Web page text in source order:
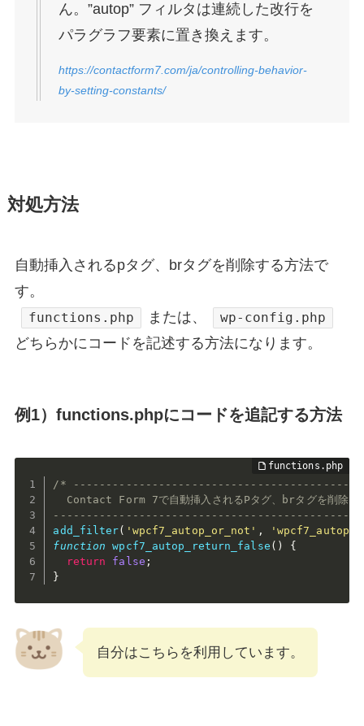
ん。”autop” フィルタは連続した改行を
パラグラフ要素に置き換えます。
https://contactform7.com/ja/controlling-behavior-
by-setting-constants/
対処方法
自動挿入されるpタグ、brタグを削除する方法で
す。
functions.php または、 wp-config.php
どちらかにコードを記述する方法になります。
例1）functions.phpにコードを追記する方法
/*
  Contact Form 7で自動挿入されるPタグ、brタグを削除
add_filter( 'wpcf7_autop_or_not' ,
function
wpcf7_autop_return_false ( )
{
return
false ;
}
自分はこちらを利用しています。